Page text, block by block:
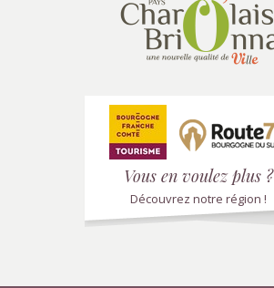
Vous en voulez plus ?
Découvrez notre région !